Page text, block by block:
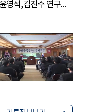
윤영석,김진수 연구사 정년퇴임